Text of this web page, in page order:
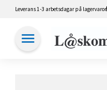
Leverans 1-3 arbetsdagar på lagervaror